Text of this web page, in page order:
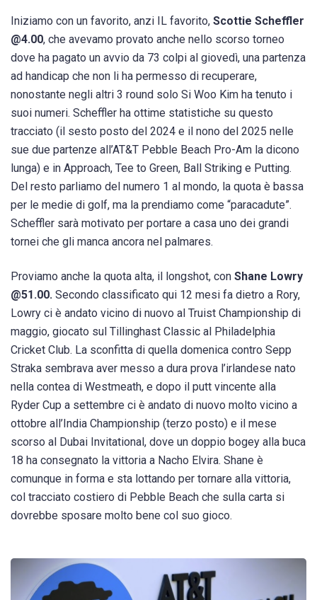
Iniziamo con un favorito, anzi IL favorito, Scottie Scheffler
@4.00, che avevamo provato anche nello scorso torneo
dove ha pagato un avvio da 73 colpi al giovedì, una partenza
ad handicap che non li ha permesso di recuperare,
nonostante negli altri 3 round solo Si Woo Kim ha tenuto i
suoi numeri. Scheffler ha ottime statistiche su questo
tracciato (il sesto posto del 2024 e il nono del 2025 nelle
sue due partenze all’AT&T Pebble Beach Pro-Am la dicono
lunga) e in Approach, Tee to Green, Ball Striking e Putting.
Del resto parliamo del numero 1 al mondo, la quota è bassa
per le medie di golf, ma la prendiamo come “paracadute”.
Scheffler sarà motivato per portare a casa uno dei grandi
tornei che gli manca ancora nel palmares.
Proviamo anche la quota alta, il longshot, con Shane Lowry
@51.00. Secondo classificato qui 12 mesi fa dietro a Rory,
Lowry ci è andato vicino di nuovo al Truist Championship di
maggio, giocato sul Tillinghast Classic al Philadelphia
Cricket Club. La sconfitta di quella domenica contro Sepp
Straka sembrava aver messo a dura prova l’irlandese nato
nella contea di Westmeath, e dopo il putt vincente alla
Ryder Cup a settembre ci è andato di nuovo molto vicino a
ottobre all’India Championship (terzo posto) e il mese
scorso al Dubai Invitational, dove un doppio bogey alla buca
18 ha consegnato la vittoria a Nacho Elvira. Shane è
comunque in forma e sta lottando per tornare alla vittoria,
col tracciato costiero di Pebble Beach che sulla carta si
dovrebbe sposare molto bene col suo gioco.